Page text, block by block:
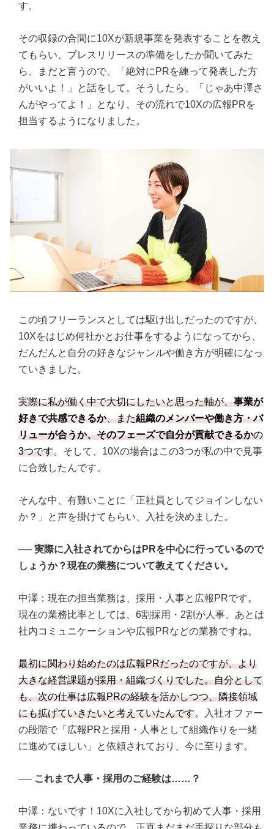
す。
その収録の合間に10Xが新規事業を発表することを教え
てもらい、プレスリリースの準備をしたか聞いてみた
ら、まだと言うので、「絶対にPRを練って発表した方
がいいよ！」と話をして。そうしたら、「じゃあ中澤さ
んがやってよ！」となり、その流れで10Xの広報PRを
担当するようになりました。
この頃フリーランスとしては駆け出しだったのですが、
10Xをはじめ何社かとお仕事をするようになってから、
だんだんと自分の好きなジャンルや働き方が明確になっ
ていきました。
実際に私が働く中で大切にしたいと思った軸が、事業が
好きで共感できるか、また組織のメンバーや働き方・バ
リューが合うか、そのフェーズで自分が貢献できるかの
3つです。そして、10Xの場合はこの3つが私の中で見事
に合致したんです。
そんな中、有難いことに「正社員としてジョインしない
か？」と声を掛けてもらい、入社を決めました。
──実際に入社されてからはPRを中心に行っているので
しょうか？現在の業務について教えてください。
中澤：現在の担当業務は、採用・人事と広報PRです。
現在の業務比率としては、6割採用・2割が人事、あとは
社内コミュニケーションや広報PRなどの業務ですね。
最初に関わり始めたのは広報PRだったのですが、より
大きな経営課題が採用・組織づくりでした。自分として
も、次の仕事は広報PRの経験を活かしつつ、隣接領域
にも拡げていきたいと考えていたんです。入社オファー
の段階で「広報PRと採用・人事として組織作りを一緒
に進めてほしい」と依頼されており、今に至ります。
──これまで人事・採用のご経験は……？
中澤：ないです！10Xに入社してから初めて人事・採用